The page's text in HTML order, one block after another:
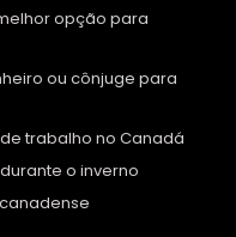
opção para
ou cônjuge para
trabalho no Canadá
o inverno